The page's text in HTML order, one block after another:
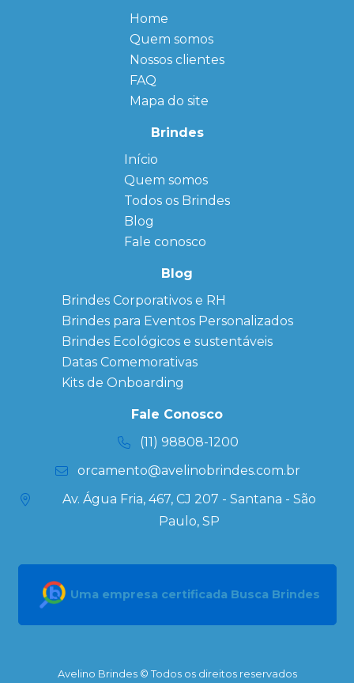
Home
Quem somos
Nossos clientes
FAQ
Mapa do site
Brindes
Início
Quem somos
← Back
FAQ
Sitemap
Todos os Brindes
← Back
Agendas
Personalizadas
Personalizado
personalizados
Brindes
Corporativos
Copos Térmicos
Personalizados
Datas Especiais
Ecobag
Personalizada
Kits
Blog
Fale conosco
Blog
Brindes Corporativos e RH
Brindes para Eventos Personalizados
Brindes Ecológicos e sustentáveis
Datas Comemorativas
Kits de Onboarding
Fale Conosco
(11) 98808-1200
orcamento@avelinobrindes.com.br
Av. Água Fria, 467, CJ 207 - Santana - São
Paulo, SP
Uma empresa certificada Busca Brindes
Avelino Brindes © Todos os direitos reservados